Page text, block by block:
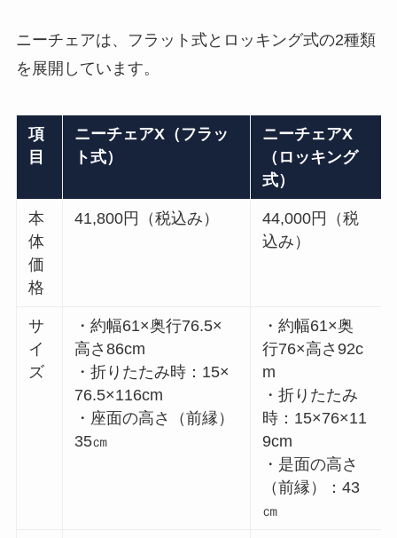
ニーチェアは、フラット式とロッキング式の2種類
を展開しています。
項
目
ニーチェアX（フラッ
ト式）
ニーチェアX
（ロッキング
式）
本
体
価
格
41,800円（税込み）
44,000円（税
込み）
サ
イ
ズ
・約幅61×奥行76.5×
高さ86cm
・折りたたみ時：15×
76.5×116cm
・座面の高さ（前縁）
35㎝
・約幅61×奥
行76×高さ92c
m
・折りたたみ
時：15×76×11
9cm
・是面の高さ
（前縁）：43
㎝